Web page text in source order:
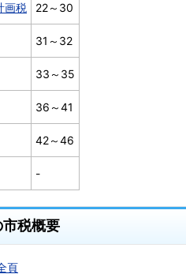
画税 22～30
31～32
33～35
36～41
42～46
-
税概要
頁